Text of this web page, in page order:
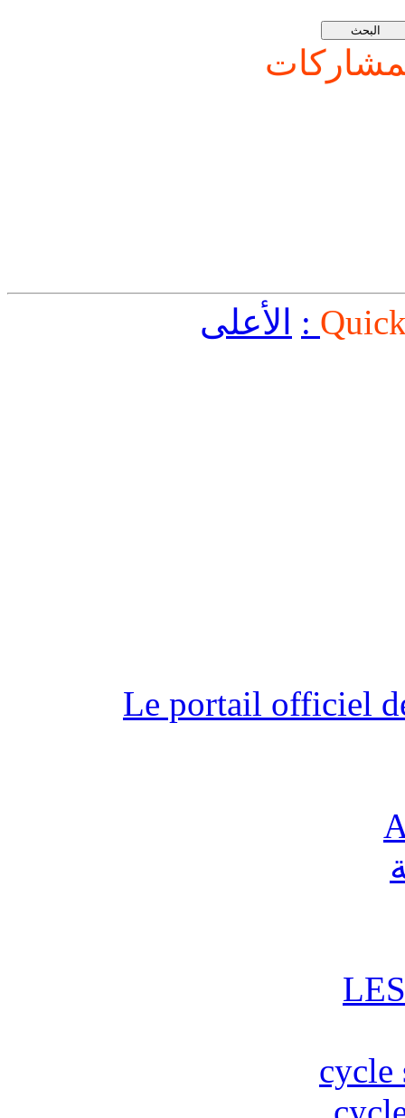
الأعلى
Le portail officiel
cycle